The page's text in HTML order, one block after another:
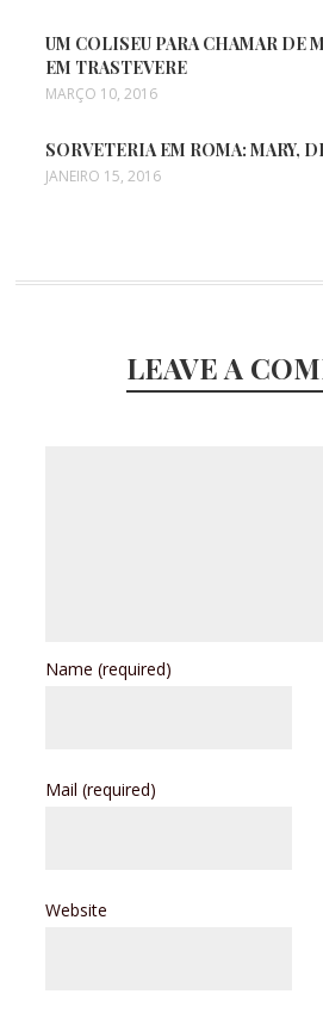
UM COLISEU PARA CHAMAR DE
EM TRASTEVERE
MARÇO 10, 2016
SORVETERIA EM ROMA: MARY,
JANEIRO 15, 2016
LEAVE A
Name(required)
Mail(required)
Website